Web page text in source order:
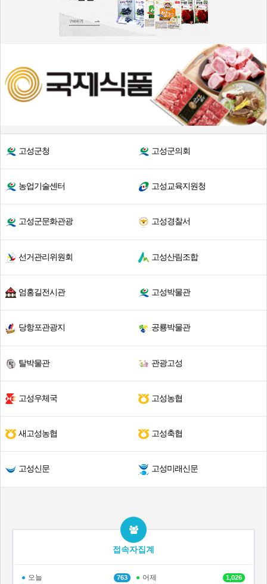
고성군청 고성군의회
농업기술센터 고성교육지원청
고성군문화관광 고성경찰서
선거관리위원회 고성산림조합
엄홍길전시관 고성박물관
당항포관광지 공룡박물관
탈박물관 관광고성
고성우체국 고성농협
새고성농협 고성축협
고성신문 고성미래신문
접속자집계
오늘 763 어제 1,026